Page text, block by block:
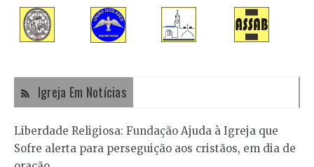
Igreja Em Notícias
Liberdade Religiosa: Fundação Ajuda à Igreja que
Sofre alerta para perseguição aos cristãos, em dia de